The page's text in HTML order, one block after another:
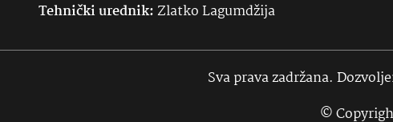
Tehnički urednik:Zlatko Lagumdžija
Sva prava zadržana.
©